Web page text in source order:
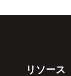
リソース